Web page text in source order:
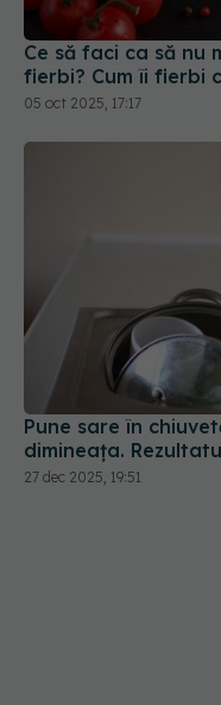
05 oct 2025, 17:17
Pune sare în
dimineața.
27 dec 2025, 19:51